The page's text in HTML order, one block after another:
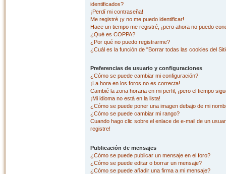
identificados?
¡Perdí mi contraseña!
Me registré ¡y no me puedo identificar!
Hace un tiempo me registré, ¡pero ahora no puedo
¿Qué es COPPA?
¿Por qué no puedo registrarme?
¿Cuál es la función de "Borrar todas las cookies del
Preferencias de usuario y configuraciones
¿Cómo se puede cambiar mi configuración?
¡La hora en los foros no es correcta!
Cambié la zona horaria en mi perfil, ¡pero el tiempo
¡Mi idioma no está en la lista!
¿Cómo se puede poner una imagen debajo de mi
¿Cómo se puede cambiar mi rango?
Cuando hago clic sobre el enlace de e-mail de un
registre!
Publicación de mensajes
¿Cómo se puede publicar un mensaje en el foro?
¿Cómo se puede editar o borrar un mensaje?
¿Cómo se puede añadir una firma a mi mensaje?